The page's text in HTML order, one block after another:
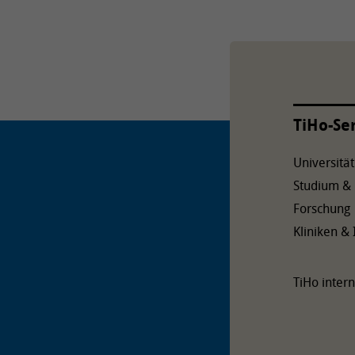
TiHo-
Universität
Studium &
Forschung
Kliniken &
TiHo intern